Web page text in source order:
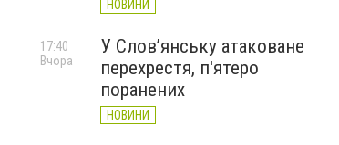
НОВИНИ
У Слов’янську атаковане
перехрестя, п'ятеро
поранених
НОВИНИ
17:40
Вчора